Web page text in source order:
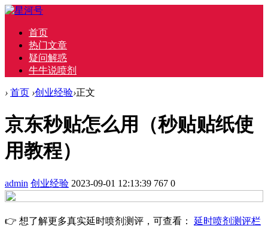
首页
热门文章
疑问解惑
牛牛说喷剂
› 首页 ›创业经验›正文
京东秒贴怎么用（秒贴贴纸使
用教程）
admin 创业经验 2023-09-01 12:13:39 767 0
👉 想了解更多真实延时喷剂测评，可查看： 延时喷剂测评栏